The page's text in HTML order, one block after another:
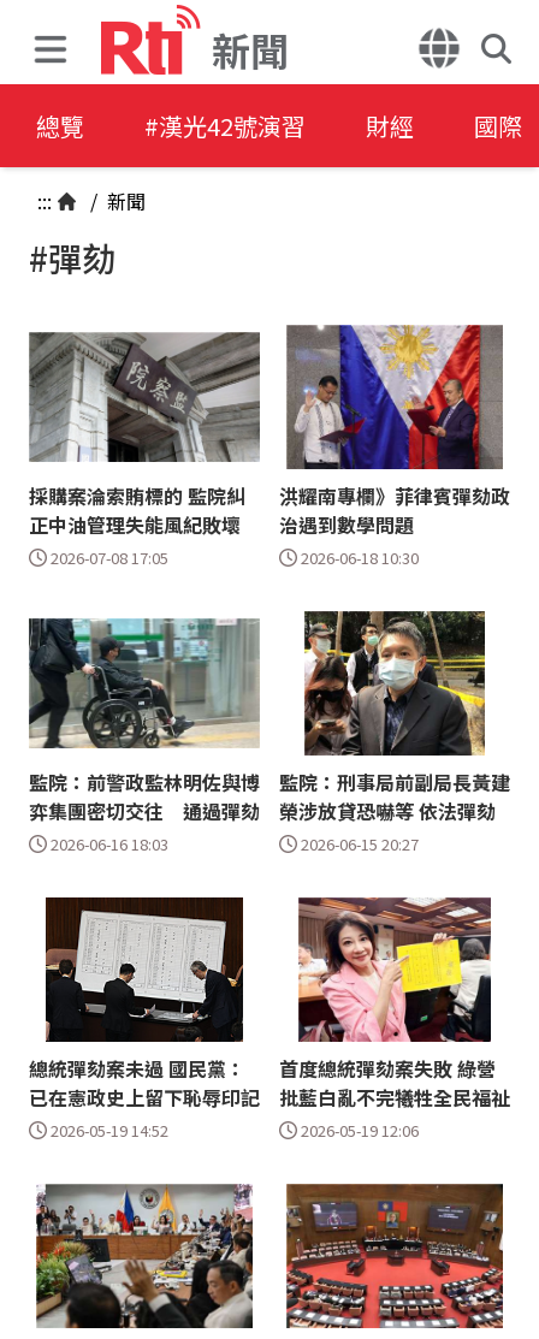
新聞
總覽 #漢光42號演習 財經 國際
::: / 新聞
#彈劾
採購案淪索賄標的 監院糾
正中油管理失能風紀敗壞
2026-07-08 17:05
洪耀南專欄》菲律賓彈劾政
治遇到數學問題
2026-06-18 10:30
監院：前警政監林明佐與博
弈集團密切交往 通過彈劾
2026-06-16 18:03
監院：刑事局前副局長黃建
榮涉放貸恐嚇等 依法彈劾
2026-06-15 20:27
總統彈劾案未過 國民黨：
已在憲政史上留下恥辱印記
2026-05-19 14:52
首度總統彈劾案失敗 綠營
批藍白亂不完犧牲全民福祉
2026-05-19 12:06